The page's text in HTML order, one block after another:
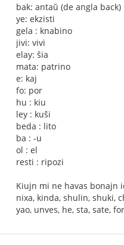
bak: antaŭ (de angla back)
ye: ekzisti
gela : knabino
jivi: vivi
elay: ŝia
mata: patrino
e: kaj
fo: por
hu : kiu
ley : kuŝi
beda : lito
ba : -u
ol : el
resti : ripozi
Kiujn mi ne havas bonajn
nixa, kinda, shulin, shuki,
yao, unves, he, sta, sate,